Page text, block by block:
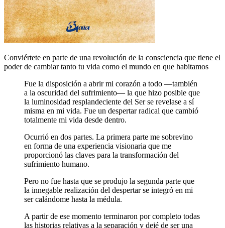
Conviértete en parte de una revolución de la consciencia que tiene el
poder de cambiar tanto tu vida como el mundo en que habitamos
Fue la disposición a abrir mi corazón a todo ―también
a la oscuridad del sufrimiento― la que hizo posible que
la luminosidad resplandeciente del Ser se revelase a sí
misma en mi vida. Fue un despertar radical que cambió
totalmente mi vida desde dentro.
Ocurrió en dos partes. La primera parte me sobrevino
en forma de una experiencia visionaria que me
proporcionó las claves para la transformación del
sufrimiento humano.
Pero no fue hasta que se produjo la segunda parte que
la innegable realización del despertar se integró en mi
ser calándome hasta la médula.
A partir de ese momento terminaron por completo todas
las historias relativas a la separación y dejé de ser una